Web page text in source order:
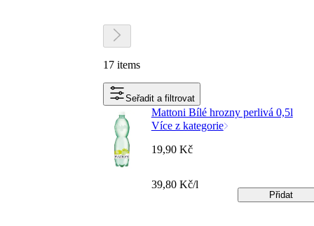
17 items
Seřadit a filtrovat
Mattoni Bílé hrozny perlivá 0,5l
Více z kategorie
19,90 Kč
39,80 Kč/l
Přidat